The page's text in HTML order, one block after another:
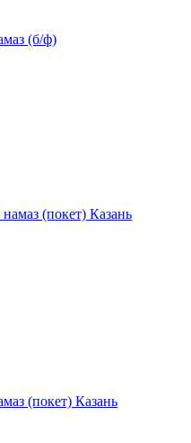
(б/ф)
(покет) Казань